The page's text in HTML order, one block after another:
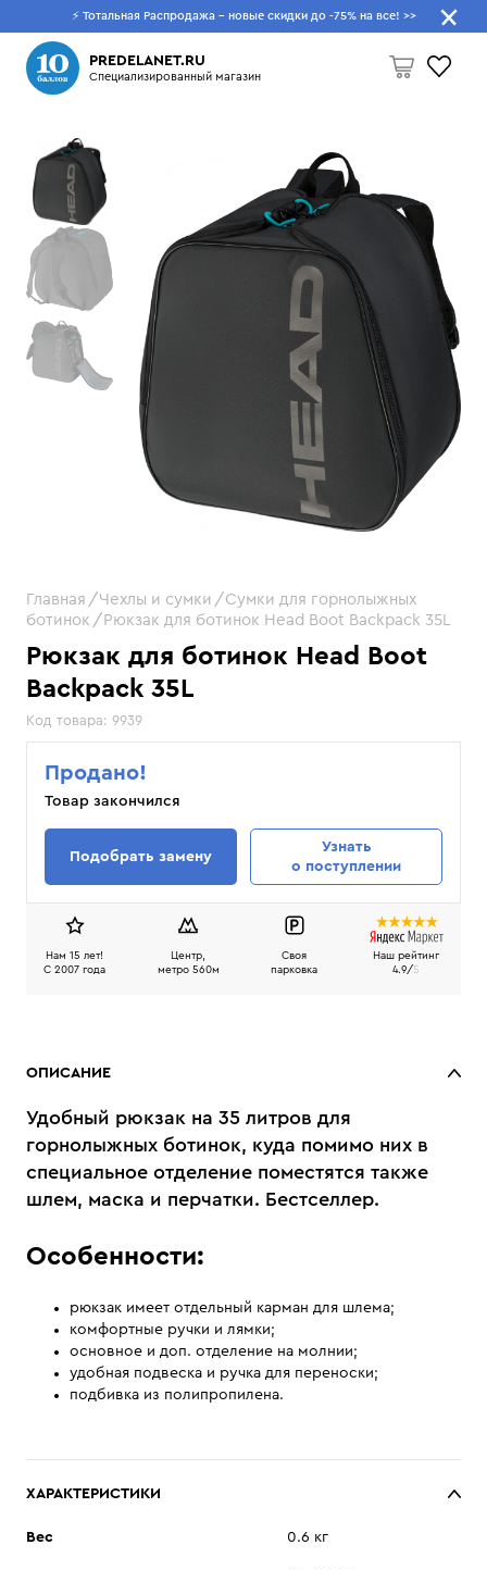
⚡ Тотальная Распродажа - новые скидки до -75% на все! >>
PREDELANET.RU
Специализированный магазин
Пусто
Что будем искать?
Рюкзак для ботинок Head Boot
Backpack 35L
Код товара: 9939
Главная Чехлы и сумки
Сумки для горнолыжных
ботинок
Рюкзак для ботинок Head Boot Backpack 35L
Продано!
Товар закончился
Подобрать замену
Узнать
о поступлении
Нам 15 лет!
C 2007 года
Центр,
метро 560м
Своя
парковка
Наш рейтинг
4.9/5
ОПИСАНИЕ
Удобный рюкзак на 35 литров для
горнолыжных ботинок, куда помимо них в
специальное отделение поместятся также
шлем, маска и перчатки. Бестселлер.
Особенности:
рюкзак имеет отдельный карман для шлема;
комфортные ручки и лямки;
основное и доп. отделение на молнии;
удобная подвеска и ручка для переноски;
подбивка из полипропилена.
ХАРАКТЕРИСТИКИ
Вес 0.6 кг